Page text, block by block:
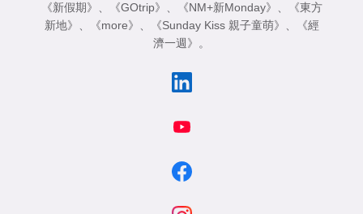
《新假期》 、 《GOtrip》 、 《NM+新Monday》 、
《東方
新地》 、 《more》 、 《Sunday Kiss 親子童萌》 、
《經
濟一週》 。